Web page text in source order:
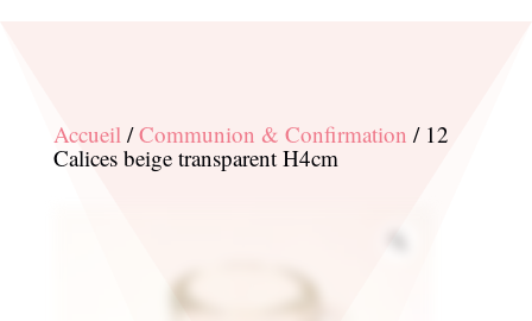
Accueil/Communion & Confirmation / 12
Calices beige transparent H4cm